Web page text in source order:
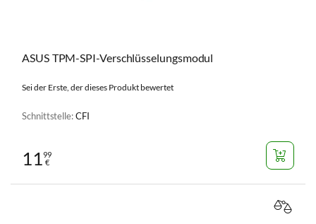
ASUS TPM-SPI-Verschlüsselungsmodul
Sei der Erste, der dieses Produkt bewertet
Schnittstelle:CFI
1199
€